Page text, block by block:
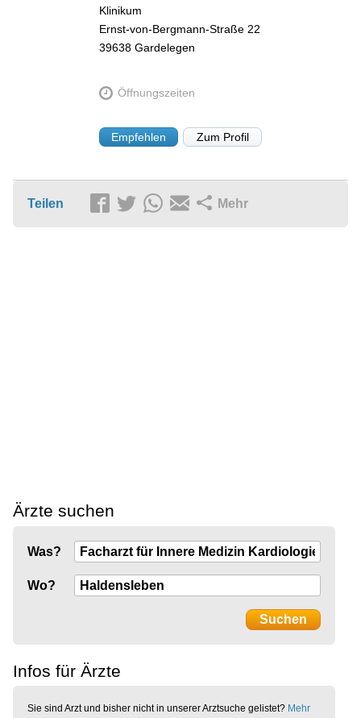
Klinikum
Ernst-von-Bergmann-Straße 22
39638 Gardelegen
Öffnungszeiten
Empfehlen Zum Profil
Teilen Mehr
Ärzte suchen
Was?
Wo?
Infos für Ärzte
Sie sind Arzt und bisher nicht in unserer Arztsuche gelistet? Mehr